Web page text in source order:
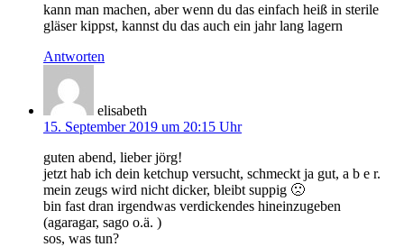
kann man machen, aber wenn du das einfach heiß in sterile
gläser kippst, kannst du das auch ein jahr lang lagern
Antworten
elisabeth
15. September 2019 um 20:15 Uhr
guten abend, lieber jörg!
jetzt hab ich dein ketchup versucht, schmeckt ja gut, a b e r.
mein zeugs wird nicht dicker, bleibt suppig 🙁
bin fast dran irgendwas verdickendes hineinzugeben
(agaragar, sago o.ä. )
sos, was tun?